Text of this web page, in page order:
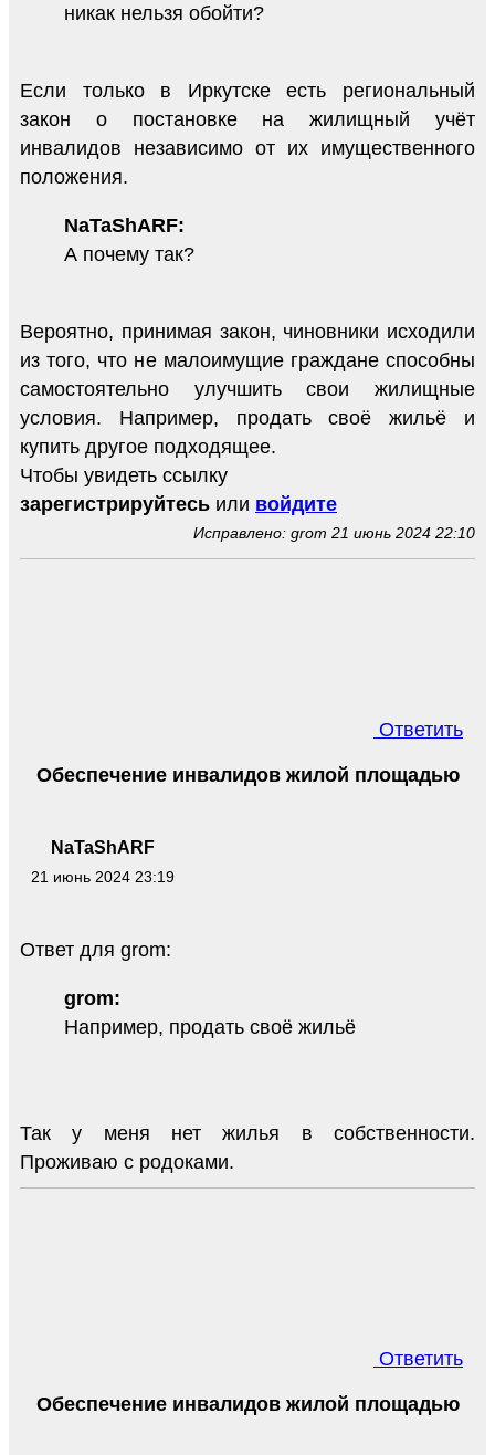
никак нельзя обойти?
Если только в Иркутске есть региональный
закон о постановке на жилищный учёт
инвалидов независимо от их имущественного
положения.
NaTaShARF:
А почему так?
Вероятно, принимая закон, чиновники исходили
из того, что не малоимущие граждане способны
самостоятельно улучшить свои жилищные
условия. Например, продать своё жильё и
купить другое подходящее.
Чтобы увидеть ссылку
зарегистрируйтесь или войдите
Исправлено: grom 21 июнь 2024 22:10
Ответить
NaTaShARF
21 июнь 2024 23:19
Обеспечение инвалидов жилой площадью
Ответ для grom:
grom:
Например, продать своё жильё
Так у меня нет жилья в собственности.
Проживаю с родоками.
Ответить
Обеспечение инвалидов жилой площадью